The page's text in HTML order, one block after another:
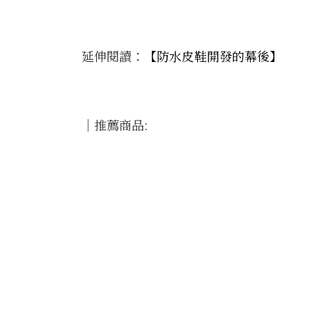
延伸閱讀： 【防水皮鞋開發的幕後】
｜推薦商品: